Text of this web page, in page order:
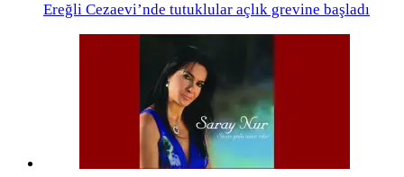
Ereğli Cezaevi’nde tutuklular açlık grevine başladı